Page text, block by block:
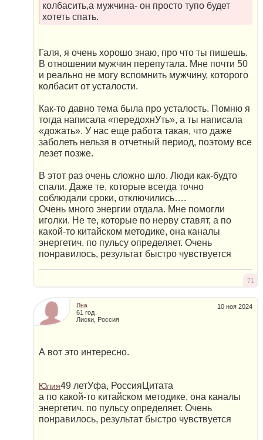
колбасить,а мужчина- он просто тупо будет
хотеть спать.
Галя, я очень хорошо знаю, про что ты пишешь.
В отношении мужчин перепутала. Мне почти 50
и реально не могу вспомнить мужчину, которого
колбасит от усталости.
Как-то давно тема была про усталость. Помню я
тогда написала «передохнУть», а ты написала
«дожать». У нас еще работа такая, что даже
заболеть нельзя в отчетный период, поэтому все
лезет позже.
В этот раз очень сложно шло. Люди как-будто
спали. Даже те, которые всегда точно
соблюдали сроки, отключились….
Очень много энергии отдала. Мне помогли
иголки. Не те, которые по нерву ставят, а по
какой-то китайском методике, она каналы
энергетич. по пульсу определяет. Очень
понравилось, результат быстро чувствуется
71
10 ноя 2024
Яна
61 год
Лиски, Россия
А вот это интересно.
Юлия49 летУфа, РоссияЦитата
а по какой-то китайском методике, она каналы
энергетич. по пульсу определяет. Очень
понравилось, результат быстро чувствуется